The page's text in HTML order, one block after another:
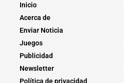
Inicio
Acerca de
Enviar Noticia
Juegos
Publicidad
Newsletter
Política de privacidad